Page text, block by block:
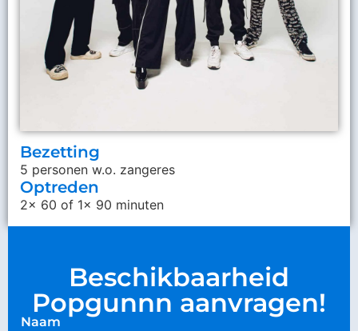
Bezetting
5 personen w.o. zangeres
Optreden
2x 60 of 1x 90 minuten
Beschikbaarheid
Popgunnn aanvragen!
Naam